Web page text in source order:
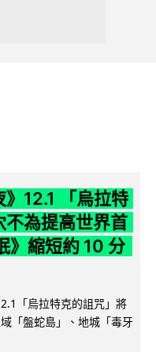
》12.1 「烏拉特
不為提高世界首
》縮短約 10 分
「烏拉特克的詛咒」將
「盤蛇島」、地城「毒牙